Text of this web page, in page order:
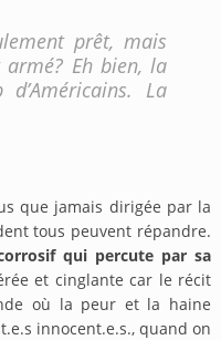
prêt, mais
Eh bien, la
La
que jamais dirigée par la
tous peuvent répandre.
qui percute par sa
et cinglante car le récit
où la peur et la haine
innocent.e.s., quand on